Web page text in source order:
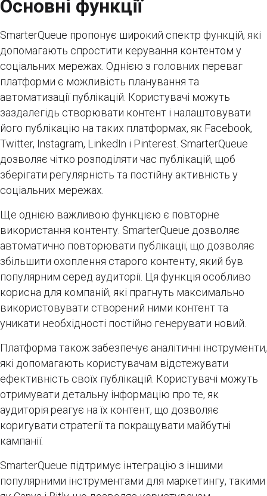
Основні функції
SmarterQueue пропонує широкий спектр функцій, які
допомагають спростити керування контентом у
соціальних мережах. Однією з головних переваг
платформи є можливість планування та
автоматизації публікацій. Користувачі можуть
заздалегідь створювати контент і налаштовувати
його публікацію на таких платформах, як Facebook,
Twitter, Instagram, LinkedIn і Pinterest. SmarterQueue
дозволяє чітко розподіляти час публікацій, щоб
зберігати регулярність та постійну активність у
соціальних мережах.
Ще однією важливою функцією є повторне
використання контенту. SmarterQueue дозволяє
автоматично повторювати публікації, що дозволяє
збільшити охоплення старого контенту, який був
популярним серед аудиторії. Ця функція особливо
корисна для компаній, які прагнуть максимально
використовувати створений ними контент та
уникати необхідності постійно генерувати новий.
Платформа також забезпечує аналітичні інструменти,
які допомагають користувачам відстежувати
ефективність своїх публікацій. Користувачі можуть
отримувати детальну інформацію про те, як
аудиторія реагує на їх контент, що дозволяє
коригувати стратегії та покращувати майбутні
кампанії.
SmarterQueue підтримує інтеграцію з іншими
популярними інструментами для маркетингу, такими